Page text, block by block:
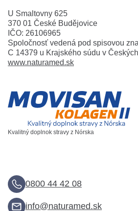
U Smaltovny 625
370 01 České Budějovice
IČO: 26106965
Spoločnosť vedená pod spisovou
C 14379 u Krajského súdu v
www.naturamed.sk
Kvalitný doplnok stravy z Nórska
0800 44 42 08
info@naturamed.sk